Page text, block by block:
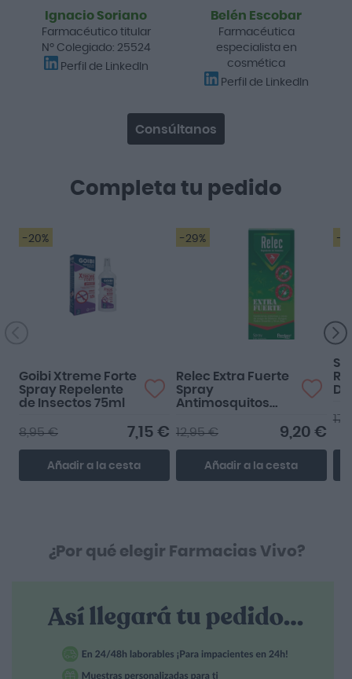
Completa tu pedido
-20%
Funciona perfecto!
Goibi Xtreme Forte
Spray Repelente
de Insectos 75ml
7,15 €
8,95 €
Añadir a la cesta
-29%
Muy bien
Relec Extra Fuerte
Spray
Antimosquitos
9,20 €
12,95 €
Añadir a la cesta
-
Ignacio Soriano
Farmacéutico titular
Nº Colegiado: 25524
Perfil de LinkedIn
Belén Escobar
Farmacéutica
especialista en
cosmética
Perfil de LinkedIn
Consúltanos
¿Por qué elegir Farmacias Vivo?